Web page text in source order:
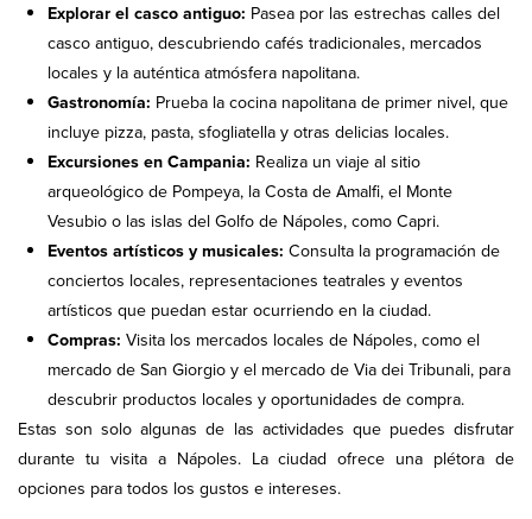
Explorar el casco antiguo: Pasea por las estrechas calles del
casco antiguo, descubriendo cafés tradicionales, mercados
locales y la auténtica atmósfera napolitana.
Gastronomía: Prueba la cocina napolitana de primer nivel, que
incluye pizza, pasta, sfogliatella y otras delicias locales.
Excursiones en Campania: Realiza un viaje al sitio
arqueológico de Pompeya, la Costa de Amalfi, el Monte
Vesubio o las islas del Golfo de Nápoles, como Capri.
Eventos artísticos y musicales: Consulta la programación de
conciertos locales, representaciones teatrales y eventos
artísticos que puedan estar ocurriendo en la ciudad.
Compras: Visita los mercados locales de Nápoles, como el
mercado de San Giorgio y el mercado de Via dei Tribunali, para
descubrir productos locales y oportunidades de compra.
Estas son solo algunas de las actividades que puedes disfrutar
durante tu visita a Nápoles. La ciudad ofrece una plétora de
opciones para todos los gustos e intereses.